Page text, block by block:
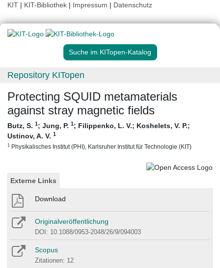
KIT | KIT-Bibliothek | Impressum | Datenschutz
Suche im KITopen-Katalog
Repository KITopen
Protecting SQUID metamaterials
against stray magnetic fields
Butz, S. 1; Jung, P. 1; Filippenko, L. V.; Koshelets, V. P.;
Ustinov, A. V. 1
1 Physikalisches Institut (PHI), Karlsruher Institut für Technologie (KIT)
Externe Links
Download
Originalveröffentlichung
DOI: 10.1088/0953-2048/26/9/094003
Scopus
Zitationen: 12